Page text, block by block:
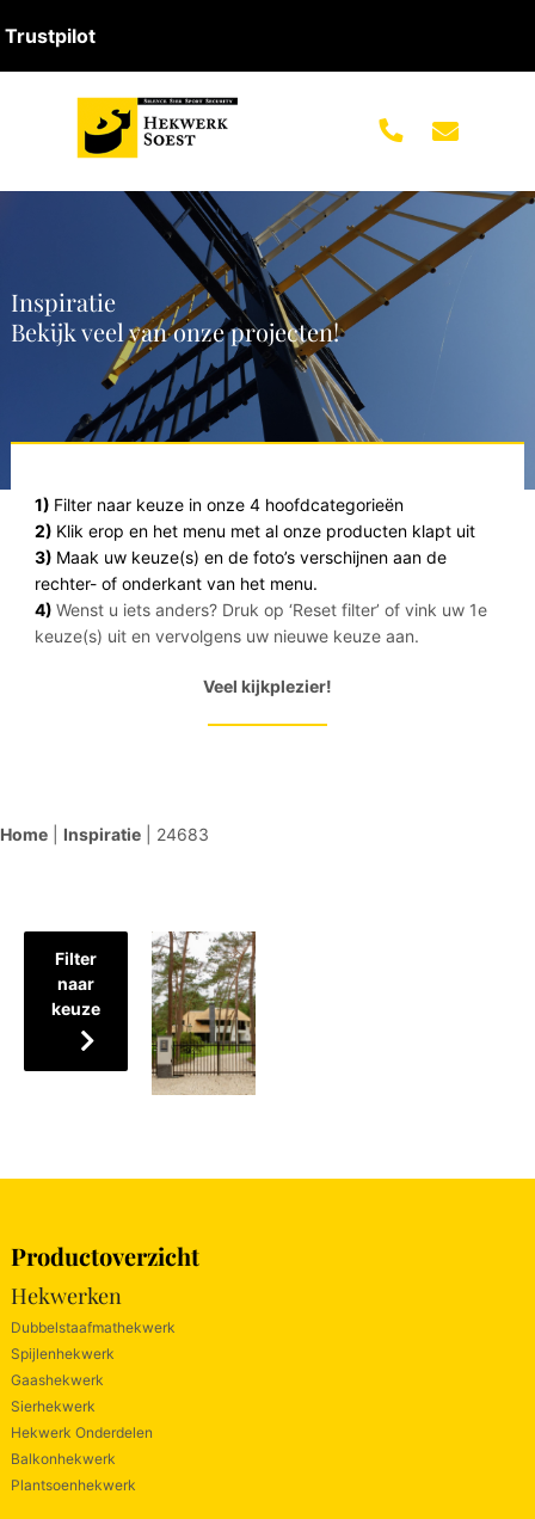
Trustpilot
Inspiratie
Bekijk veel van onze projecten!
1) Filter naar keuze in onze 4 hoofdcategorieën
2) Klik erop en het menu met al onze producten klapt uit
3) Maak uw keuze(s) en de foto’s verschijnen aan de
rechter- of onderkant van het menu.
4) Wenst u iets anders? Druk op ‘Reset filter’ of vink uw 1e
keuze(s) uit en vervolgens uw nieuwe keuze aan.
Veel kijkplezier!
Home Inspiratie 24683
Filter
naar
keuze
Productoverzicht
Hekwerken
Dubbelstaafmathekwerk
Spijlenhekwerk
Gaashekwerk
Sierhekwerk
Hekwerk Onderdelen
Balkonhekwerk
Plantsoenhekwerk